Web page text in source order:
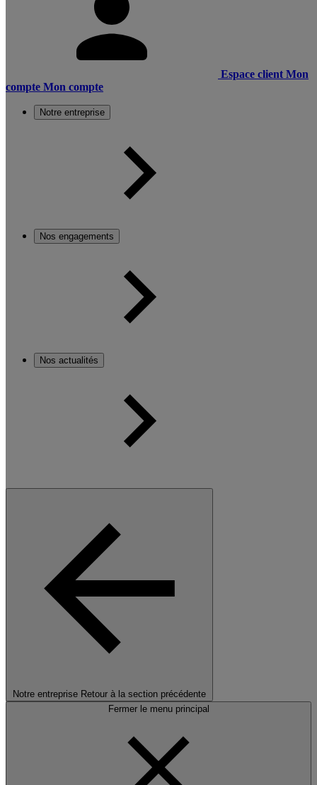
Espace client Mon
compte Mon compte
Notre entreprise
Nos engagements
Nos actualités
Notre entreprise Retour à la section précédente
Fermer le menu principal